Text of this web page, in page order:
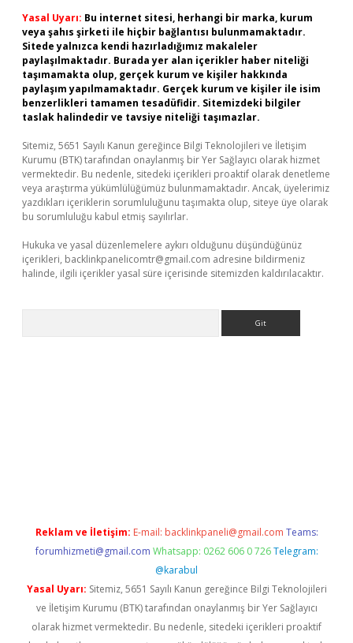
Yasal Uyarı: Bu internet sitesi, herhangi bir marka, kurum
veya şahıs şirketi ile hiçbir bağlantısı bulunmamaktadır.
Sitede yalnızca kendi hazırladığımız makaleler
paylaşılmaktadır. Burada yer alan içerikler haber niteliği
taşımamakta olup, gerçek kurum ve kişiler hakkında
paylaşım yapılmamaktadır. Gerçek kurum ve kişiler ile isim
benzerlikleri tamamen tesadüfidir. Sitemizdeki bilgiler
taslak halindedir ve tavsiye niteliği taşımazlar.
Sitemiz, 5651 Sayılı Kanun gereğince Bilgi Teknolojileri ve İletişim
Kurumu (BTK) tarafından onaylanmış bir Yer Sağlayıcı olarak hizmet
vermektedir. Bu nedenle, sitedeki içerikleri proaktif olarak denetleme
veya araştırma yükümlülüğümüz bulunmamaktadır. Ancak, üyelerimiz
yazdıkları içeriklerin sorumluluğunu taşımakta olup, siteye üye olarak
bu sorumluluğu kabul etmiş sayılırlar.
Hukuka ve yasal düzenlemelere aykırı olduğunu düşündüğünüz
içerikleri, backlinkpanelicomtr@gmail.com adresine bildirmeniz
halinde, ilgili içerikler yasal süre içerisinde sitemizden kaldırılacaktır.
Reklam ve İletişim: E-mail: backlinkpaneli@gmail.com Teams:
forumhizmeti@gmail.com Whatsapp: 0262 606 0 726 Telegram:
@karabul
Yasal Uyarı: Sitemiz, 5651 Sayılı Kanun gereğince Bilgi Teknolojileri
ve İletişim Kurumu (BTK) tarafından onaylanmış bir Yer Sağlayıcı
olarak hizmet vermektedir. Bu nedenle, sitedeki içerikleri proaktif